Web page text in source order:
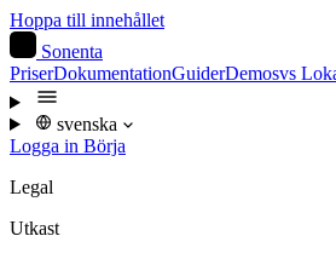
Hoppa till innehållet
Sonenta
PriserDokumentationGuiderDemosvs
svenska
Logga in Börja
Legal
Utkast